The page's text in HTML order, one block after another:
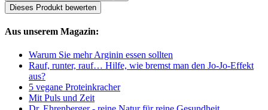
Dieses Produkt bewerten
Aus unserem Magazin:
Warum Sie mehr Arginin essen sollten
Rauf, runter, rauf… Hilfe, wie bremst man den Jo-Jo-Effekt
aus?
5 vegane Proteinkracher
Mit Puls und Zeit